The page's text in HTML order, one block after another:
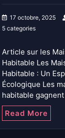
17 octobre, 2025
5 categories
Article sur les
Habitable Les
Habitable : Un
Écologique Les
habitable
Read More